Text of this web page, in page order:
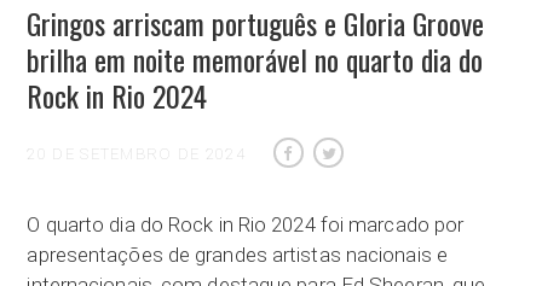
Gringos arriscam português e Gloria Groove
brilha em noite memorável no quarto dia do
Rock in Rio 2024
20 DE SETEMBRO DE 2024
O quarto dia do Rock in Rio 2024 foi marcado por
apresentações de grandes artistas nacionais e